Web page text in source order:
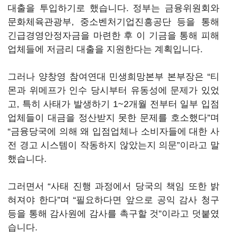
대출을 투입하기로 했습니다. 정부는 금융위원회와
문화체육관광부, 중소벤처기업진흥공단 등을 통해
긴급경영안정자금을 마련한 후 이 기금을 통해 피해
업체들에 저금리 대출을 지원한다는 계획입니다.
그러나 양창영 참여연대 민생희망본부 본부장은 “티
몬과 위메프가 인수 당시부터 유동성에 문제가 있었
고, 특히 사태가 발생하기 1~2개월 전부터 일부 입점
업체들이 대금을 정산받지 못한 문제를 호소했다”며
“금융당국에 의해 왜 입점업체나 소비자들에 대한 사
전 경고 시스템이 작동하지 않았는지 의문”이라고 말
했습니다.
그러면서 “사태 진행 과정에서 당국의 책임 또한 밝
혀져야 한다”며 “필요하다면 앞으로 공익 감사 청구
등을 통해 감사원에 감사를 촉구할 것”이라고 덧붙였
습니다.